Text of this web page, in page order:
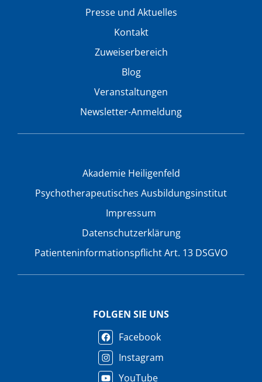
Presse und Aktuelles
Kontakt
Zuweiserbereich
Blog
Veranstaltungen
Newsletter-Anmeldung
Akademie Heiligenfeld
Psychotherapeutisches Ausbildungsinstitut
Impressum
Datenschutzerklärung
Patienteninformationspflicht Art. 13 DSGVO
FOLGEN SIE UNS
Facebook
Instagram
YouTube